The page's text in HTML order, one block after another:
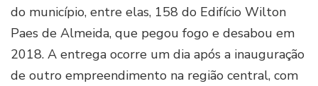
do município, entre elas, 158 do Edifício Wilton
Paes de Almeida, que pegou fogo e desabou em
2018. A entrega ocorre um dia após a inauguração
de outro empreendimento na região central, com